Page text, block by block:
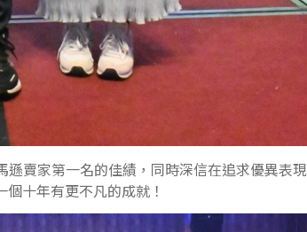
賣家第一名的佳績，同時深信在追求優異表現
十年有更不凡的成就！